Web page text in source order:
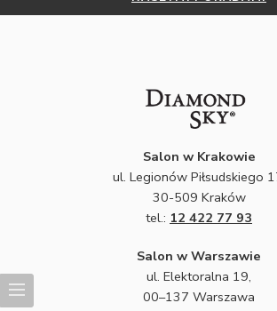
Salon w Krakowie
ul. Legionów Piłsudskiego
30-509 Kraków
tel.: 12 422 77 93
Salon w Warszawie
ul. Elektoralna 19,
00–137 Warszawa